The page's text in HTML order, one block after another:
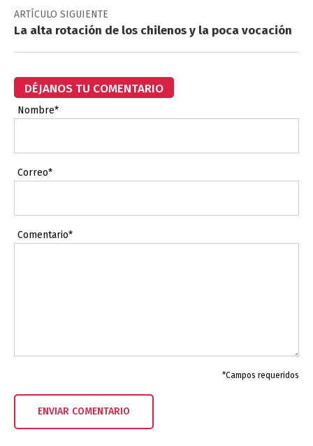
ARTÍCULO SIGUIENTE
La alta rotación de los chilenos y la poca vocación
DÉJANOS TU COMENTARIO
Nombre*
Correo*
Comentario*
*Campos requeridos